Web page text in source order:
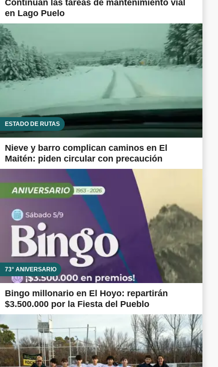
Continúan las tareas de mantenimiento vial
en Lago Puelo
ESTADO DE RUTAS
Nieve y barro complican caminos en El
Maitén: piden circular con precaución
73° ANIVERSARIO
Bingo millonario en El Hoyo: repartirán
$3.500.000 por la Fiesta del Pueblo